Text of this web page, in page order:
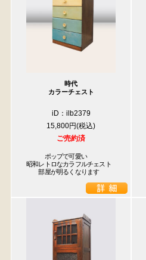
時代
カラーチェスト
iD：ilb2379
15,800円
ご売約済
ポップで可愛い
昭和レトロなカラフルチェスト
部屋が明るくなります